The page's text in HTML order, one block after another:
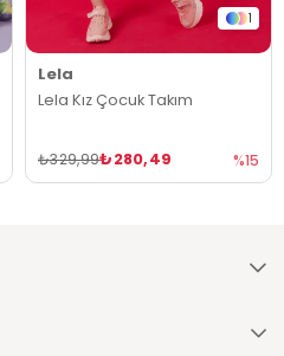
1
Lela
Lela Kız Çocuk Takım
₺280,49
₺329,99 %15